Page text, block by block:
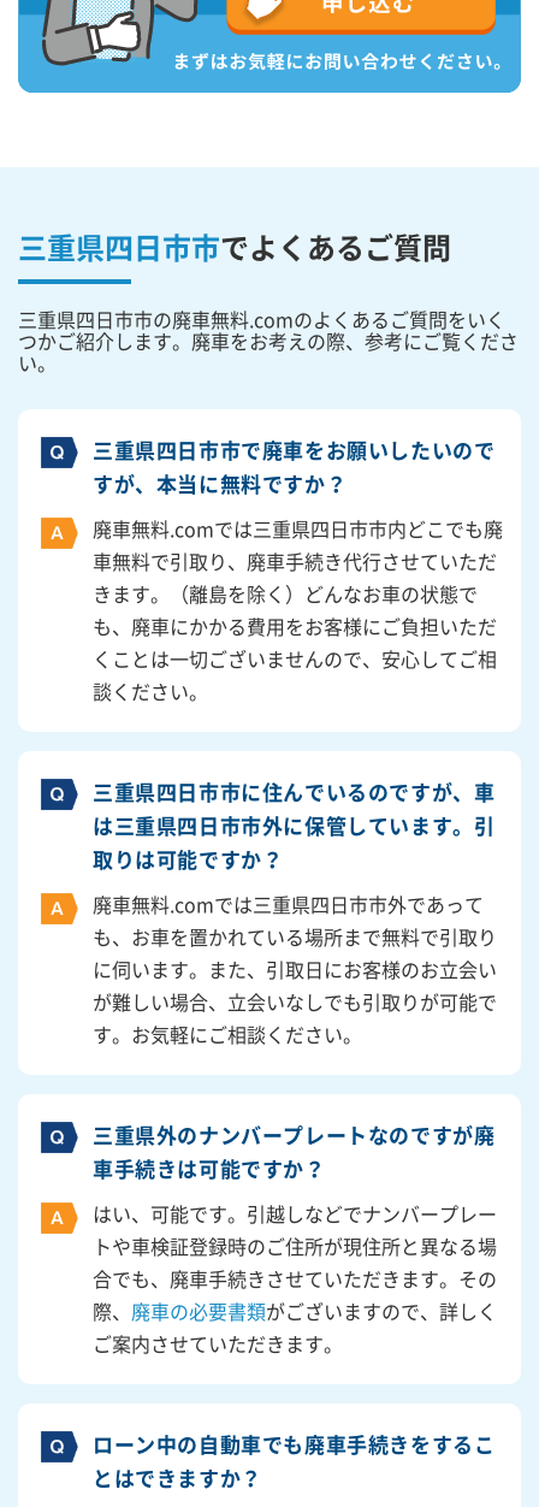
三重県四日市市でよくあるご質問
三重県四日市市の廃車無料.comのよくあるご質問をいく
つかご紹介します。廃車をお考えの際、参考にご覧くださ
い。
三重県四日市市で廃車をお願いしたいので
すが、本当に無料ですか？
廃車無料.comでは三重県四日市市内どこでも廃
車無料で引取り、廃車手続き代行させていただ
きます。（離島を除く）どんなお車の状態で
も、廃車にかかる費用をお客様にご負担いただ
くことは一切ございませんので、安心してご相
談ください。
三重県四日市市に住んでいるのですが、車
は三重県四日市市外に保管しています。引
取りは可能ですか？
廃車無料.comでは三重県四日市市外であって
も、お車を置かれている場所まで無料で引取り
に伺います。また、引取日にお客様のお立会い
が難しい場合、立会いなしでも引取りが可能で
す。お気軽にご相談ください。
三重県外のナンバープレートなのですが廃
車手続きは可能ですか？
はい、可能です。引越しなどでナンバープレー
トや車検証登録時のご住所が現住所と異なる場
合でも、廃車手続きさせていただきます。その
際、 廃車の必要書類がございますので、詳しく
ご案内させていただきます。
ローン中の自動車でも廃車手続きをするこ
とはできますか？